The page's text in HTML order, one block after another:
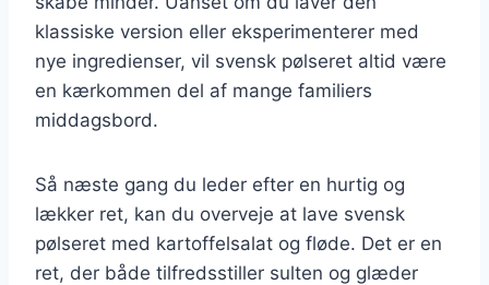
klassiske version eller eksperimenterer med
nye ingredienser, vil svensk pølseret altid være
en kærkommen del af mange familiers
middagsbord.
Så næste gang du leder efter en hurtig og
lækker ret, kan du overveje at lave svensk
pølseret med kartoffelsalat og fløde. Det er en
ret, der både tilfredsstiller sulten og glæder